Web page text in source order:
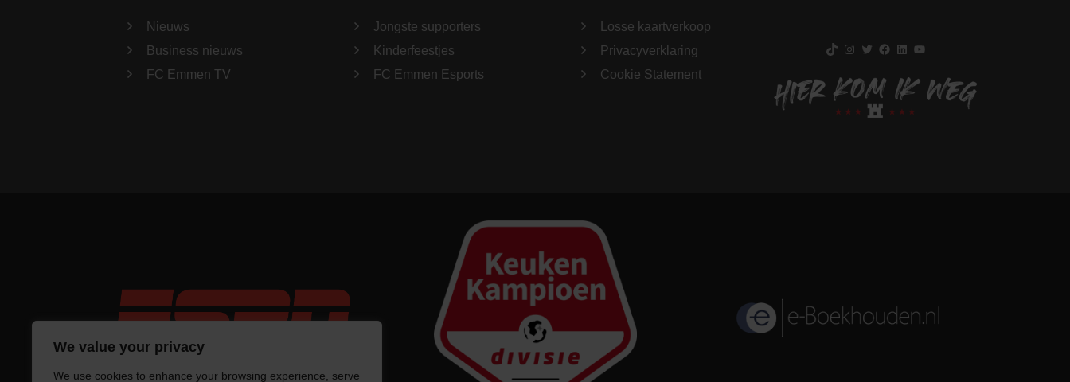
We value your privacy
We use cookies to enhance your browsing experience, serve
Nieuws
Business nieuws
FC Emmen TV
Jongste supporters
Kinderfeestjes
FC Emmen Esports
Losse kaartverkoop
Privacyverklaring
Cookie Statement